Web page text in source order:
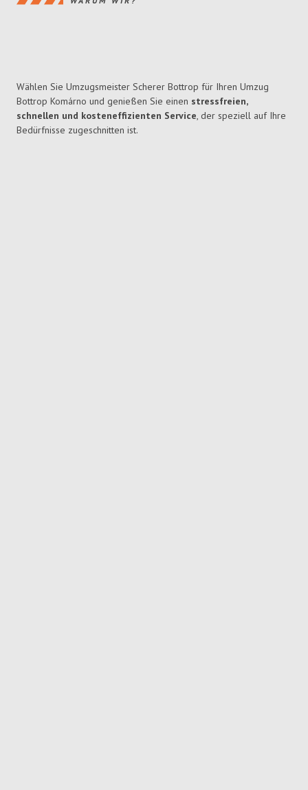
Wählen Sie Umzugsmeister Scherer Bottrop für Ihren Umzug
Bottrop Komárno und genießen Sie einen stressfreien,
schnellen und kosteneffizienten Service, der speziell auf Ihre
Bedürfnisse zugeschnitten ist.